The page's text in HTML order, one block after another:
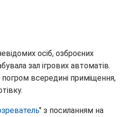
осіб, озброєних
зал ігрових автоматів.
всередині приміщення,
" з посиланням на